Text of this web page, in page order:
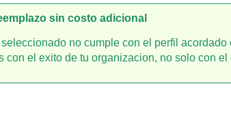
sin costo adicional
no cumple con el perfil
con el exito de tu organizacion, no solo con el